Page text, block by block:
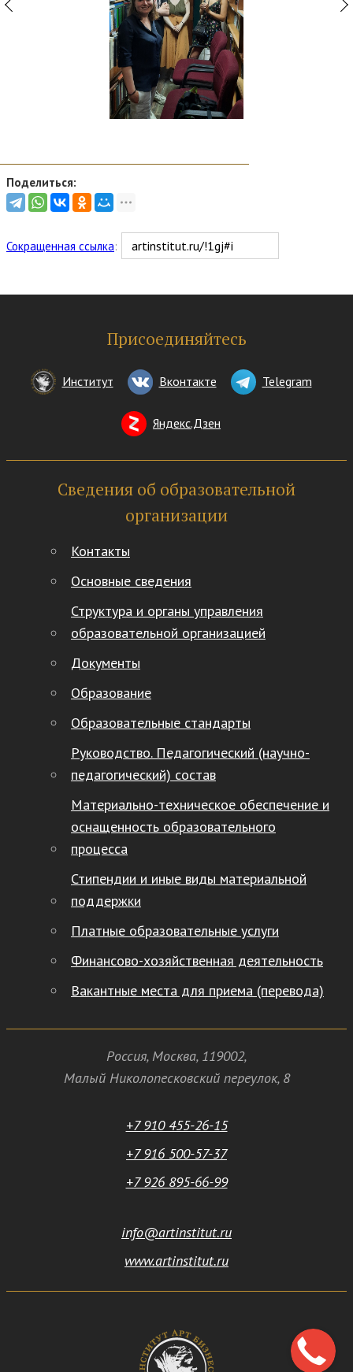
Поделиться:
Сокращенная ссылка:
Присоединяйтесь
Институт Вконтакте Telegram
Яндекс.Дзен
Сведения об образовательной
организации
Контакты
Основные сведения
Структура и органы управления
образовательной организацией
Документы
Образование
Образовательные стандарты
Руководство. Педагогический (научно-
педагогический) состав
Материально-техническое обеспечение и
оснащенность образовательного
процесса
Стипендии и иные виды материальной
поддержки
Платные образовательные услуги
Финансово-хозяйственная деятельность
Вакантные места для приема (перевода)
Россия, Москва, 119002,
Малый Николопесковский переулок,8
+7 910 455-26-15
+7 916 500-57-37
+7 926 895-66-99
info@artinstitut.ru
www.artinstitut.ru